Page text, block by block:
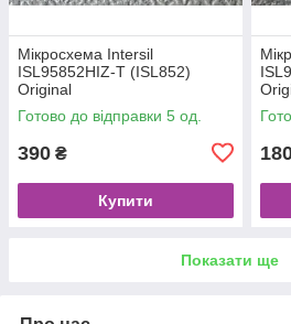
Мікросхема Intersil
ISL95852HIZ-T (ISL852)
Original
Готово до відправки 5 од.
390 ₴
Купити
Показати ще